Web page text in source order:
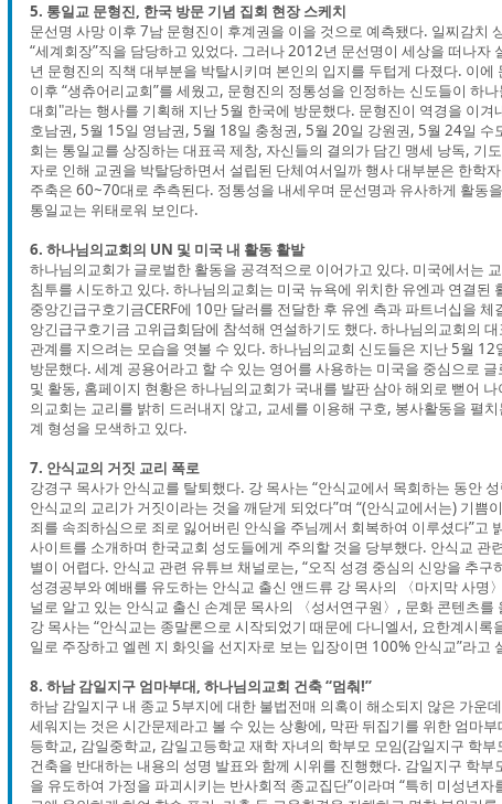
5. 통일교 문형진, 한국 방문 기념 집회 현장 스케치
문선명 사망 이후 7남 문형진이 후계권을 이을 것으로 예측됐다. 일찌감치
“세계회장”직을 담당하고 있었다. 그러나 2012년 문선명이 세상을 떠나
년 문형진의 직책 대부분을 박탈시키며 본인의 입지를 두텁게 다졌다. 이
이후 “생츄어리교회”를 세웠고, 문형진의 정통성을 인정하는 신도들이 하
대회"라는 행사를 기획해 지난 5월 한국에 방문했다. 문형진이 역경을 이
호남권, 5월 15일 영남권, 5월 18일 충청권, 5월 20일 강원권, 5월 24일 수
회는 통일교를 상징하는 대표곡 제창, 자신들의 결의가 담긴 맹세 낭독, 기
자로 인해 교권을 박탈당하면서 설립된 단체여서일까 행사 대부분은 한학
주축은 60~70대로 추측된다. 정통성을 내세우며 문선명과 유사하게 활동
통일교는 위태로워 보인다.
6. 하나님의교회의 UN 및 미국 내 활동 활발
하나님의교회가 글로벌한 활동을 공격적으로 이어가고 있다. 미국에서는
침투를 시도하고 있다. 하나님의교회는 미국 뉴욕에 위치한 유엔과 연결
중앙긴급구호기금CERF에 10만 달러를 전달한 후 유엔 측과 파트너십을
앙긴급구호기금 고위급회담에 참석해 연설하기도 했다. 하나님의교회의
관계를 지으려는 모습을 엿볼 수 있다. 하나님의교회 신도들은 지난 5월
방문했다. 세계 공용어라고 할 수 있는 영어를 사용하는 미국을 중심으로
및 활동, 홈페이지 현황은 하나님의교회가 국내를 발판 삼아 해외로 뻗어
의교회는 교리를 밝히 드러내지 않고, 교세를 이용해 구호, 봉사활동을 펼
계 형성을 모색하고 있다.
7. 안식교의 거짓 교리 폭로
강경구 목사가 안식교를 탈퇴했다. 강 목사는 “안식교에서 목회하는 동안
안식교의 교리가 거짓이라는 것을 깨닫게 되었다”며 “(안식교에서는) 기쁨
죄를 속죄하심으로 죄로 잃어버린 안식을 주님께서 회복하여 이루셨다”고
사이트를 소개하며 한국교회 성도들에게 주의할 것을 당부했다. 안식교 관
별이 어렵다. 안식교 관련 유튜브 채널로는, “오직 성경 중심의 신앙을 추
성경공부와 예배를 유도하는 안식교 출신 앤드류 강 목사의 〈마지막 사명
널로 알고 있는 안식교 출신 손계문 목사의 〈성서연구원〉, 문화 콘텐츠
강 목사는 “안식교는 종말론으로 시작되었기 때문에 다니엘서, 요한계시록
일로 주장하고 엘렌 지 화잇을 선지자로 보는 입장이면 100% 안식교”라고
8. 하남 감일지구 엄마부대, 하나님의교회 건축 “멈춰!”
하남 감일지구 내 종교 5부지에 대한 불법전매 의혹이 해소되지 않은 가운
세워지는 것은 시간문제라고 볼 수 있는 상황에, 막판 뒤집기를 위한 엄마
등학교, 감일중학교, 감일고등학교 재학 자녀의 학부모 모임(감일지구 학
건축을 반대하는 내용의 성명 발표와 함께 시위를 진행했다. 감일지구 학
을 유도하여 가정을 파괴시키는 반사회적 종교집단”이라며 “특히 미성년